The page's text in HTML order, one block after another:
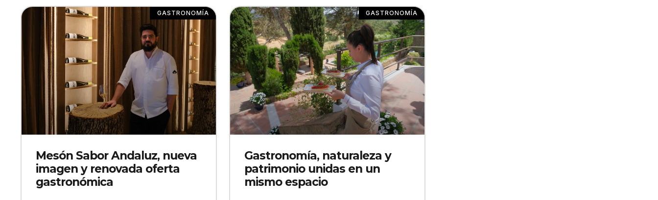
GASTRONOMÍA
Mesón Sabor Andaluz, nueva
imagen y renovada oferta
gastronómica
GASTRONOMÍA
Gastronomía, naturaleza y
patrimonio unidas en un
mismo espacio